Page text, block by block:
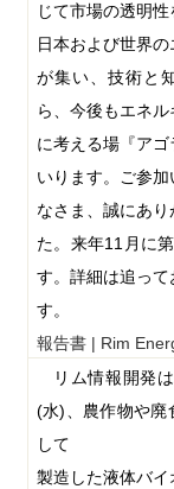
じて市場の透明性
日本および世界
が集い、技術と
ら、今後もエネ
に考える場『ア
いります。ご参
なさま、誠にあ
た。来年11 月に第
す。詳細は追って
す。
報告書 | Rim
リム情報開発は
(水) 、農作物や
して
製造した液体バ